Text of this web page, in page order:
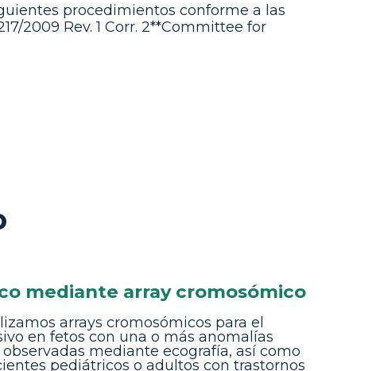
procedimientos conforme a las
2009 Rev. 1 Corr. 2**Committee for
mediante array cromosómico
arrays cromosómicos para el
en fetos con una o más anomalías
mediante ecografía, así como
pediátricos o adultos con trastornos